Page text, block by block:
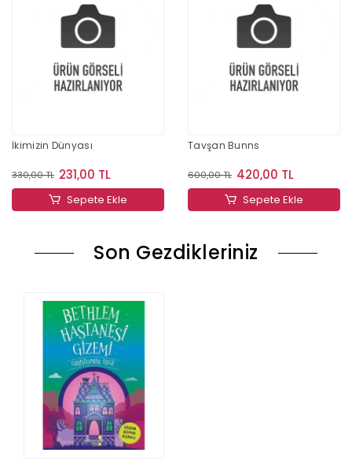
İkimizin Dünyası
330,00 TL 231,00 TL
Sepete Ekle
Tavşan Bunns
600,00 TL 420,00 TL
Sepete Ekle
Son Gezdikleriniz